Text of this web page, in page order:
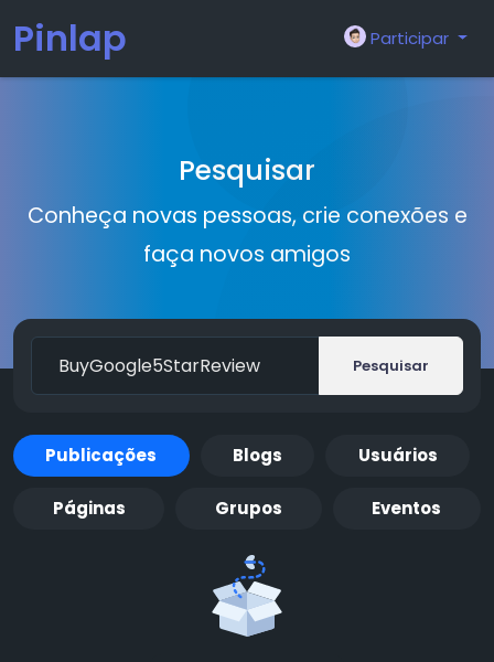
Pinlap Participar
Pesquisar
Conheça novas pessoas, crie conexões e
faça novos amigos
Pesquisar
Publicações Blogs Usuários
Páginas Grupos Eventos